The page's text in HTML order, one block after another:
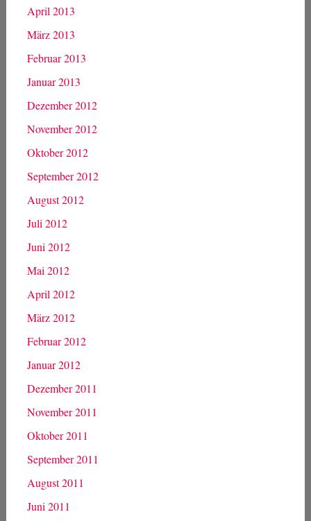
April 2013
März 2013
Februar 2013
Januar 2013
Dezember 2012
November 2012
Oktober 2012
September 2012
August 2012
Juli 2012
Juni 2012
Mai 2012
April 2012
März 2012
Februar 2012
Januar 2012
Dezember 2011
November 2011
Oktober 2011
September 2011
August 2011
Juni 2011